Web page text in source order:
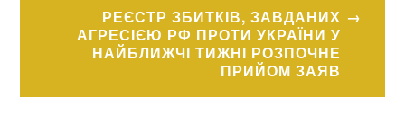
РЕЄСТР ЗБИТКІВ, ЗАВДАНИХ
АГРЕСІЄЮ РФ ПРОТИ УКРАЇНИ У
НАЙБЛИЖЧІ ТИЖНІ РОЗПОЧНЕ
ПРИЙОМ ЗАЯВ